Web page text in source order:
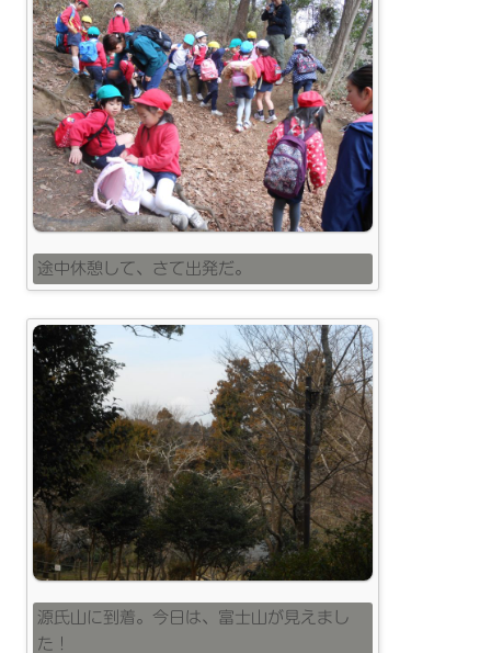
途中休憩して、さて出発だ。
源氏山に到着。今日は、富士山が見えまし
た！